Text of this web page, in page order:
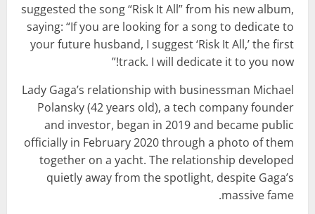
suggested the song “Risk It All” from his new album,
saying: “If you are looking for a song to dedicate to
your future husband, I suggest ‘Risk It All,’ the first
track. I will dedicate it to you now!”
Lady Gaga’s relationship with businessman Michael
Polansky (42 years old), a tech company founder
and investor, began in 2019 and became public
officially in February 2020 through a photo of them
together on a yacht. The relationship developed
quietly away from the spotlight, despite Gaga’s
massive fame.